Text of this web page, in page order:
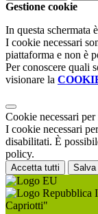
Gestione cookie
In questa schermata
I cookie necessari
piattaforma e non è
Per conoscere quali
visionare la
Cookie necessari
I cookie necessari
disabilitati. È
policy.
Accetta tutti Salva
Capriotti"